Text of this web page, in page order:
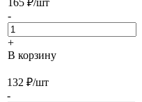
-
+
В корзину
132 ₽/шт
-